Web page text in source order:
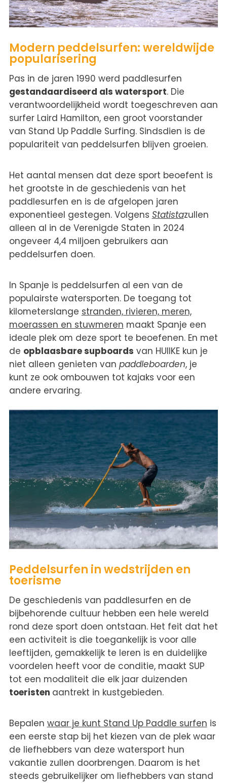
Modern peddelsurfen: wereldwijde
popularisering
Pas in de jaren 1990 werd paddlesurfen
gestandaardiseerd als watersport. Die
verantwoordelijkheid wordt toegeschreven aan
surfer Laird Hamilton, een groot voorstander
van Stand Up Paddle Surfing. Sindsdien is de
populariteit van peddelsurfen blijven groeien.
Het aantal mensen dat deze sport beoefent is
het grootste in de geschiedenis van het
paddlesurfen en is de afgelopen jaren
exponentieel gestegen. Volgens Statistazullen
alleen al in de Verenigde Staten in 2024
ongeveer 4,4 miljoen gebruikers aan
peddelsurfen doen.
In Spanje is peddelsurfen al een van de
populairste watersporten. De toegang tot
kilometerslange stranden, rivieren, meren,
moerassen en stuwmeren maakt Spanje een
ideale plek om deze sport te beoefenen. En met
de opblaasbare supboards van HUIIKE kun je
niet alleen genieten van paddleboarden, je
kunt ze ook ombouwen tot kajaks voor een
andere ervaring.
Peddelsurfen in wedstrijden en
toerisme
De geschiedenis van paddlesurfen en de
bijbehorende cultuur hebben een hele wereld
rond deze sport doen ontstaan. Het feit dat het
een activiteit is die toegankelijk is voor alle
leeftijden, gemakkelijk te leren is en duidelijke
voordelen heeft voor de conditie, maakt SUP
tot een modaliteit die elk jaar duizenden
toeristen aantrekt in kustgebieden.
Bepalen waar je kunt Stand Up Paddle surfen is
een eerste stap bij het kiezen van de plek waar
de liefhebbers van deze watersport hun
vakantie zullen doorbrengen. Daarom is het
steeds gebruikelijker om liefhebbers van stand